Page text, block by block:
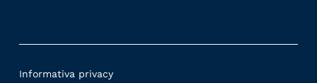
Informativa privacy